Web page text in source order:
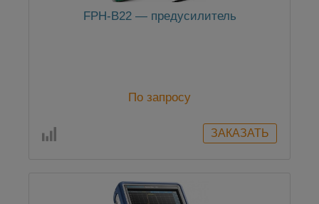
FPH-B22 — предусилитель
По запросу